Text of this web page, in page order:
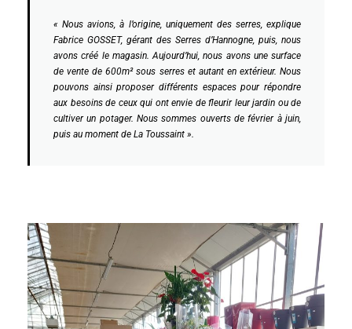
« Nous avions, à l’origine, uniquement des serres, explique
Fabrice GOSSET, gérant des Serres d’Hannogne, puis, nous
avons créé le magasin. Aujourd’hui, nous avons une surface
de vente de 600m² sous serres et autant en extérieur. Nous
pouvons ainsi proposer différents espaces pour répondre
aux besoins de ceux qui ont envie de fleurir leur jardin ou de
cultiver un potager. Nous sommes ouverts de février à juin,
puis au moment de La Toussaint ».